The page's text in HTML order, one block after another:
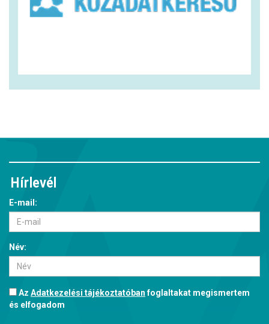
Hírlevél
E-mail:
Név:
Az Adatkezelési tájékoztatóbanfoglaltakat megismertem
és elfogadom